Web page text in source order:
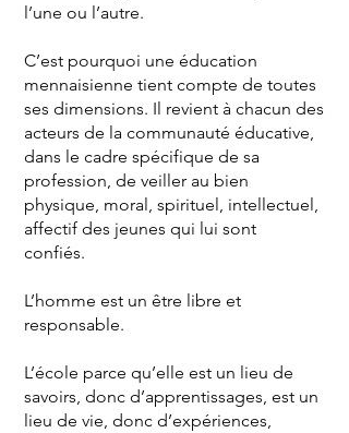
l’une ou l’autre.
C’est pourquoi une éducation
mennaisienne tient compte de toutes
ses dimensions. Il revient à chacun des
acteurs de la communauté éducative,
dans le cadre spécifique de sa
profession, de veiller au bien
physique, moral, spirituel, intellectuel,
affectif des jeunes qui lui sont
confiés.
L’homme est un être libre et
responsable.
L’école parce qu’elle est un lieu de
savoirs, donc d’apprentissages, est un
lieu de vie, donc d’expériences,